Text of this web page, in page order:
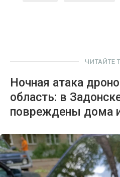
ЧИТАЙТЕ
Ночная атака
область: в
повреждены дома